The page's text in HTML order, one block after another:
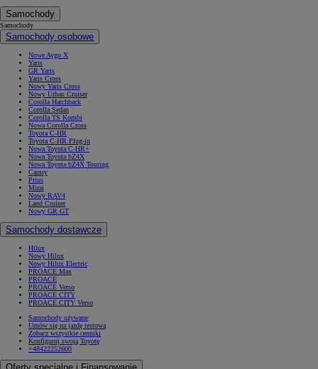
Samochody
Samochody
Samochody osobowe
Nowe Aygo X
Yaris
GR Yaris
Yaris Cross
Nowy Yaris Cross
Nowy Urban Cruiser
Corolla Hatchback
Corolla Sedan
Corolla TS Kombi
Nowa Corolla Cross
Toyota C-HR
Toyota C-HR Plug-in
Nowa Toyota C-HR+
Nowa Toyota bZ4X
Nowa Toyota bZ4X Touring
Camry
Prius
Mirai
Nowy RAV4
Land Cruiser
Nowy GR GT
Samochody dostawcze
Hilux
Nowy Hilux
Nowy Hilux Electric
PROACE Max
PROACE
PROACE Verso
PROACE CITY
PROACE CITY Verso
Samochody używane
Umów się na jazdę testową
Zobacz wszystkie cenniki
Konfiguruj swoją Toyotę
+48422252600